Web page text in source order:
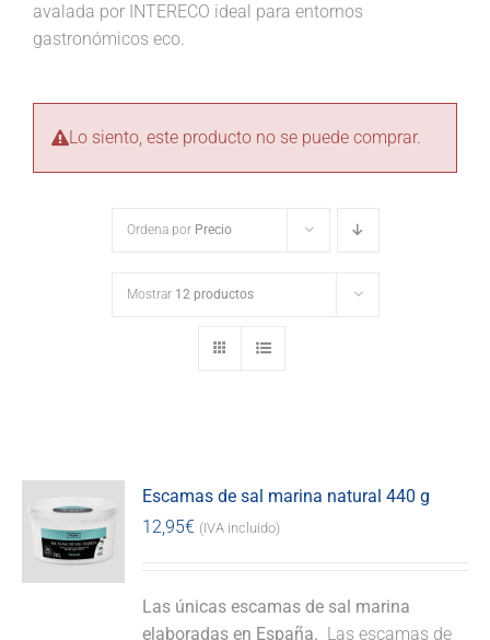
avalada por INTERECO ideal para entornos
gastronómicos eco.
Lo siento, este producto no se puede comprar.
Ordena por Precio
Mostrar 12 productos
Escamas de sal marina natural 440 g
12,95€ (IVA incluido)
Las únicas escamas de sal marina
elaboradas en España. Las escamas de